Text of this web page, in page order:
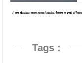
Les distances sont calculées à vol
Tags :